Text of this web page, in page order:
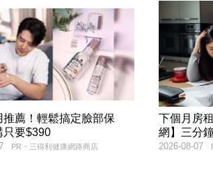
推薦！輕鬆搞定臉部保
只要$390
PR・三得利健康網路商店
下個月房
網】三分
2026-08-07